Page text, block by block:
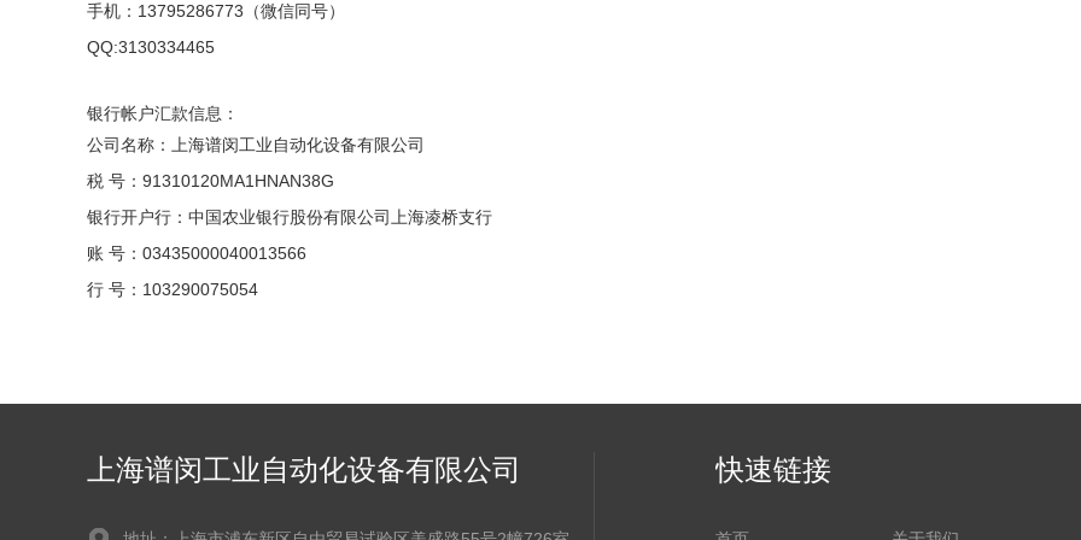
手机：13795286773（微信同号）
QQ:3130334465
银行帐户汇款信息：
公司名称：上海谱闵工业自动化设备有限公司
税 号：91310120MA1HNAN38G
银行开户行：中国农业银行股份有限公司上海凌桥支行
账 号：03435000040013566
行 号：103290075054
上海谱闵工业自动化设备有限公司 快速链接